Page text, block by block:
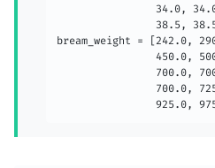
34.0,
38.5,
bream_weight = [242.0,
450.0,
700.0,
700.0,
925.0,